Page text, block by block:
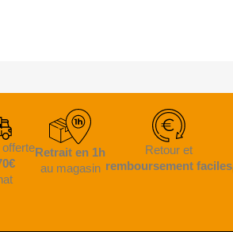
Retrait en 1h
au magasin
Retour et
remboursement faciles